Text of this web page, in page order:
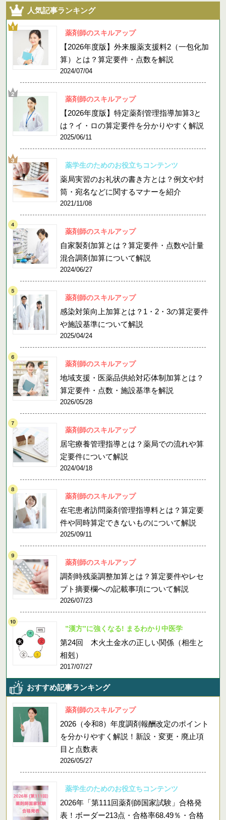
人気記事ランキング
薬剤師のスキルアップ
【2026年度版】外来服薬支援料2（一包化加
算）とは？算定要件・点数を解説
2024/07/04
薬剤師のスキルアップ
【2026年度版】特定薬剤管理指導加算3と
は？イ・ロの算定要件を分かりやすく解説
2025/06/11
薬学生のためのお役立ちコンテンツ
薬局実習のお礼状の書き方とは？例文や封
筒・宛名などに関するマナーを紹介
2021/11/08
薬剤師のスキルアップ
自家製剤加算とは？算定要件・点数や計量
混合調剤加算について解説
2024/06/27
薬剤師のスキルアップ
感染対策向上加算とは？1・2・3の算定要件
や施設基準について解説
2025/04/24
薬剤師のスキルアップ
地域支援・医薬品供給対応体制加算とは？
算定要件・点数・施設基準を解説
2026/05/28
薬剤師のスキルアップ
居宅療養管理指導とは？薬局での流れや算
定要件について解説
2024/04/18
薬剤師のスキルアップ
在宅患者訪問薬剤管理指導料とは？算定要
件や同時算定できないものについて解説
2025/09/11
薬剤師のスキルアップ
調剤時残薬調整加算とは？算定要件やレセ
プト摘要欄への記載事項について解説
2026/07/23
”漢方”に強くなる! まるわかり中医学
第24回 木火土金水の正しい関係（相生と
相剋）
2017/07/27
おすすめ記事ランキング
薬剤師のスキルアップ
2026（令和8）年度調剤報酬改定のポイント
を分かりやすく解説！新設・変更・廃止項
目と点数表
2026/05/27
薬学生のためのお役立ちコンテンツ
2026年「第111回薬剤師国家試験」合格発
表！ボーダー213点・合格率68.49％・合格